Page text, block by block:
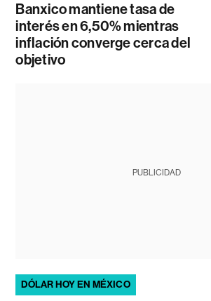
Banxico mantiene tasa de
interés en 6,50% mientras
inflación converge cerca del
objetivo
PUBLICIDAD
DÓLAR HOY EN MÉXICO